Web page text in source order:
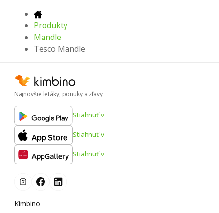
Produkty
Mandle
Tesco Mandle
Najnovšie letáky, ponuky a zľavy
Stiahnuť v
Stiahnuť v
Stiahnuť v
Kimbino